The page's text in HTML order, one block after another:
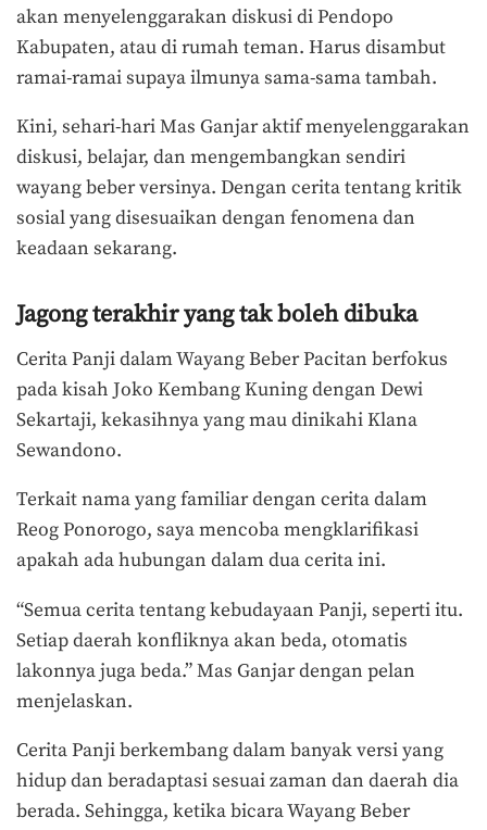
akan menyelenggarakan diskusi di Pendopo
Kabupaten, atau di rumah teman. Harus disambut
ramai-ramai supaya ilmunya sama-sama tambah.
Kini, sehari-hari Mas Ganjar aktif menyelenggarakan
diskusi, belajar, dan mengembangkan sendiri
wayang beber versinya. Dengan cerita tentang kritik
sosial yang disesuaikan dengan fenomena dan
keadaan sekarang.
Jagong terakhir yang tak boleh dibuka
Cerita Panji dalam Wayang Beber Pacitan berfokus
pada kisah Joko Kembang Kuning dengan Dewi
Sekartaji, kekasihnya yang mau dinikahi Klana
Sewandono.
Terkait nama yang familiar dengan cerita dalam
Reog Ponorogo, saya mencoba mengklarifikasi
apakah ada hubungan dalam dua cerita ini.
“Semua cerita tentang kebudayaan Panji, seperti itu.
Setiap daerah konfliknya akan beda, otomatis
lakonnya juga beda.” Mas Ganjar dengan pelan
menjelaskan.
Cerita Panji berkembang dalam banyak versi yang
hidup dan beradaptasi sesuai zaman dan daerah dia
berada. Sehingga, ketika bicara Wayang Beber